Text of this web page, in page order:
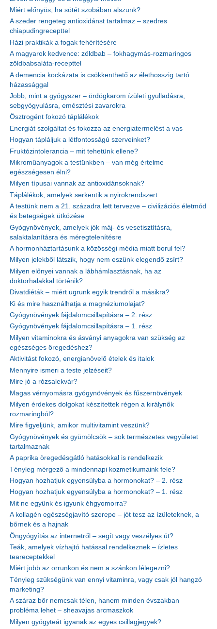
Miért előnyös, ha sötét szobában alszunk?
A szeder rengeteg antioxidánst tartalmaz – szedres
chiapudingrecepttel
Házi praktikák a fogak fehérítésére
A magyarok kedvence: zöldbab – fokhagymás-rozmaringos
zöldbabsaláta-recepttel
A demencia kockázata is csökkenthető az élethosszig tartó
házassággal
Jobb, mint a gyógyszer – ördögkarom ízületi gyulladásra,
sebgyógyulásra, emésztési zavarokra
Ösztrogént fokozó táplálékok
Energiát szolgáltat és fokozza az energiatermelést a vas
Hogyan tápláljuk a létfontosságú szerveinket?
Fruktózintolerancia – mit tehetünk ellene?
Mikroműanyagok a testünkben – van még értelme
egészségesen élni?
Milyen típusai vannak az antioxidánsoknak?
Táplálékok, amelyek serkentik a nyirokrendszert
A testünk nem a 21. századra lett tervezve – civilizációs életmód
és betegségek ütközése
Gyógynövények, amelyek jók máj- és vesetisztításra,
salaktalanításra és méregtelenítésre
A hormonháztartásunk a közösségi média miatt borul fel?
Milyen jelekből látszik, hogy nem eszünk elegendő zsírt?
Milyen előnyei vannak a lábhámlasztásnak, ha az
doktorhalakkal történik?
Divatdiéták – miért ugrunk egyik trendről a másikra?
Ki és mire használhatja a magnéziumolajat?
Gyógynövények fájdalomcsillapításra – 2. rész
Gyógynövények fájdalomcsillapításra – 1. rész
Milyen vitaminokra és ásványi anyagokra van szükség az
egészséges öregedéshez?
Aktivitást fokozó, energianövelő ételek és italok
Mennyire ismeri a teste jelzéseit?
Mire jó a rózsalekvár?
Magas vérnyomásra gyógynövények és fűszernövények
Milyen érdekes dolgokat készítettek régen a királynők
rozmaringból?
Mire figyeljünk, amikor multivitamint veszünk?
Gyógynövények és gyümölcsök – sok természetes vegyületet
tartalmaznak
A paprika öregedésgátló hatásokkal is rendelkezik
Tényleg mérgező a mindennapi kozmetikumaink fele?
Hogyan hozhatjuk egyensúlyba a hormonokat? – 2. rész
Hogyan hozhatjuk egyensúlyba a hormonokat? – 1. rész
Mit ne együnk és igyunk éhgyomorra?
A kollagén egészségjavító szerepe – jót tesz az ízületeknek, a
bőrnek és a hajnak
Öngyógyítás az internetről – segít vagy veszélyes út?
Teák, amelyek vízhajtó hatással rendelkeznek – ízletes
teareceptekkel
Miért jobb az orrunkon és nem a szánkon lélegezni?
Tényleg szükségünk van ennyi vitaminra, vagy csak jól hangzó
marketing?
A száraz bőr nemcsak télen, hanem minden évszakban
probléma lehet – sheavajas arcmaszkok
Milyen gyógyteát igyanak az egyes csillagjegyek?